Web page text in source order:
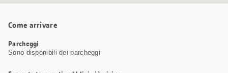
Come arrivare
Parcheggi
Sono disponibili dei parcheggi